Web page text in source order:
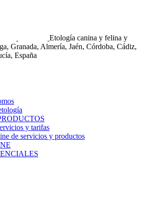
Etología canina y felina y
Granada, Almería, Jaén, Córdoba, Cádiz,
España
y tarifas
de servicios y productos